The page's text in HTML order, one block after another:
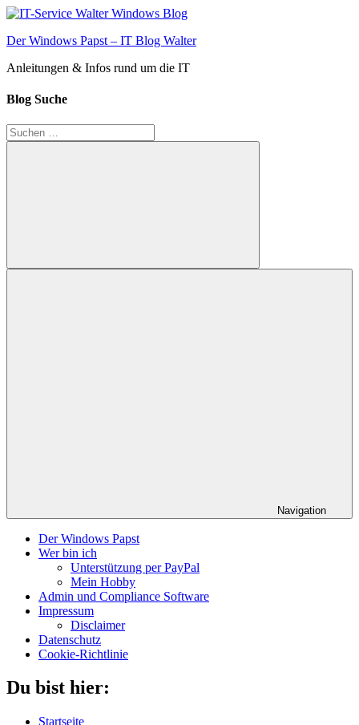
Zum
springen
Der Windows Papst – IT Blog Walter
Anleitungen & Infos rund um die IT
Blog Suche
Suchen
nach:
Suchen
Navigation
Der Windows Papst
Wer bin ich
Unterstützung per PayPal
Mein Hobby
Admin und Compliance Software
Impressum
Disclaimer
Datenschutz
Cookie-Richtlinie
Du bist hier:
Startseite